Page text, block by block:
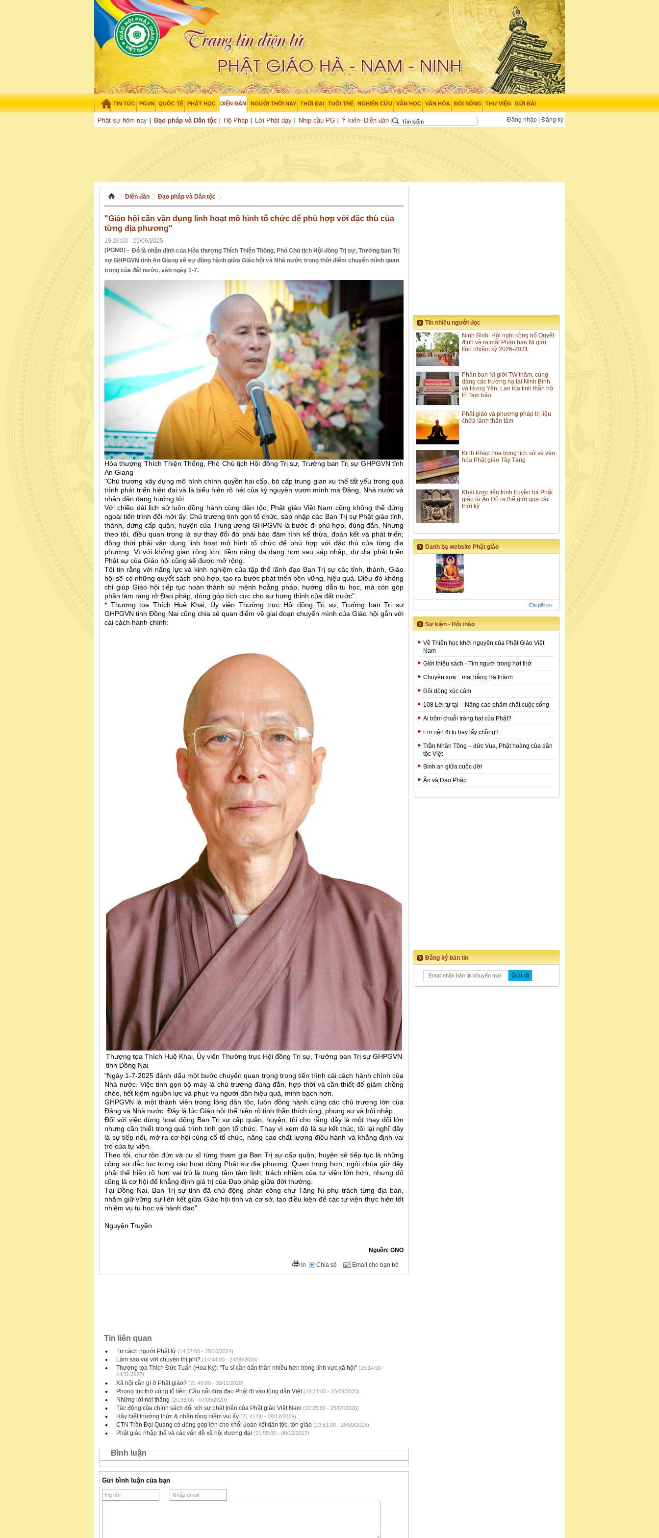
TIN TỨC PGVN QUỐC TẾ PHẬT HỌC DIỄN ĐÀN
Phật sự hôm nay Đạo pháp và Dân tộc Hộ Pháp Lời Phật dạy Nhịp cầu PG Ý kiến- Diễn đàn
NGƯỜI THỜI NAY THỜI ĐẠI TUỔI TRẺ NGHIÊN CỨU VĂN HỌC VĂN HÓA ĐỜI SỐNG THƯ VIỆN GỬI BÀI
Thứ sáu - 7/08/2026 – 04 :02:46 Đăng nhập Đăng ký
Diễn đàn Đạo pháp và Dân tộc
"Giáo hội cần vận dụng linh hoạt mô hình tổ chức để phù hợp với đặc thù của
từng địa phương"
19:28:00 - 29/06/2025
(PGNĐ) - Đó là nhận định của Hòa thượng Thích Thiện Thống, Phó Chủ tịch Hội đồng Trị sự, Trưởng ban Trị
sự GHPGVN tỉnh An Giang về sự đồng hành giữa Giáo hội và Nhà nước trong thời điểm chuyển mình quan
trọng của đất nước, vào ngày 1-7.
Hòa thượng Thích Thiện Thống, Phó Chủ tịch Hội đồng Trị sự, Trưởng ban Trị sự GHPGVN tỉnh
An Giang
"Chủ trương xây dựng mô hình chính quyền hai cấp, bỏ cấp trung gian xu thế tất yếu trong quá
trình phát triển hiện đại và là biểu hiện rõ nét của kỷ nguyên vươn mình mà Đảng, Nhà nước và
nhân dân đang hướng tới.
Với chiều dài lịch sử luôn đồng hành cùng dân tộc, Phật giáo Việt Nam cũng không thể đứng
ngoài tiến trình đổi mới ấy. Chủ trương tinh gọn tổ chức, sáp nhập các Ban Trị sự Phật giáo tỉnh,
thành, dừng cấp quận, huyện của Trung ương GHPGVN là bước đi phù hợp, đúng đắn. Nhưng
theo tôi, điều quan trọng là sự thay đổi đó phải bảo đảm tính kế thừa, đoàn kết và phát triển;
đồng thời phải vận dụng linh hoạt mô hình tổ chức để phù hợp với đặc thù của từng địa
phương. Vì với không gian rộng lớn, tiềm năng đa dạng hơn sau sáp nhập, dư địa phát triển
Phật sự của Giáo hội cũng sẽ được mở rộng.
Tôi tin rằng với năng lực và kinh nghiệm của tập thể lãnh đạo Ban Trị sự các tỉnh, thành, Giáo
hội sẽ có những quyết sách phù hợp, tạo ra bước phát triển bền vững, hiệu quả. Điều đó không
chỉ giúp Giáo hội tiếp tục hoàn thành sứ mệnh hoằng pháp, hướng dẫn tu học, mà còn góp
phần làm rạng rỡ Đạo pháp, đóng góp tích cực cho sự hưng thịnh của đất nước".
* Thượng tọa Thích Huệ Khai, Ủy viên Thường trực Hội đồng Trị sự, Trưởng ban Trị sự
GHPGVN tỉnh Đồng Nai cũng chia sẻ quan điểm về giai đoạn chuyển mình của Giáo hội gắn với
cải cách hành chính:
Thượng tọa Thích Huệ Khai, Ủy viên Thường trực Hội đồng Trị sự, Trưởng ban Trị sự GHPGVN
tỉnh Đồng Nai
“Ngày 1-7-2025 đánh dấu một bước chuyển quan trọng trong tiến trình cải cách hành chính của
Nhà nước. Việc tinh gọn bộ máy là chủ trương đúng đắn, hợp thời và cần thiết để giảm chồng
chéo, tiết kiệm nguồn lực và phục vụ người dân hiệu quả, minh bạch hơn.
GHPGVN là một thành viên trong lòng dân tộc, luôn đồng hành cùng các chủ trương lớn của
Đảng và Nhà nước. Đây là lúc Giáo hội thể hiện rõ tinh thần thích ứng, phụng sự và hội nhập.
Đối với việc dừng hoạt động Ban Trị sự cấp quận, huyện, tôi cho rằng đây là một thay đổi lớn
nhưng cần thiết trong quá trình tinh gọn tổ chức. Thay vì xem đó là sự kết thúc, tôi lại nghĩ đây
là sự tiếp nối, mở ra cơ hội củng cố tổ chức, nâng cao chất lượng điều hành và khẳng định vai
trò của tự viện.
Theo tôi, chư tôn đức và cư sĩ từng tham gia Ban Trị sự cấp quận, huyện sẽ tiếp tục là những
cộng sự đắc lực trong các hoạt động Phật sự địa phương. Quan trọng hơn, ngôi chùa giờ đây
phải thể hiện rõ hơn vai trò là trung tâm tâm linh; trách nhiệm của tự viện lớn hơn, nhưng đó
cũng là cơ hội để khẳng định giá trị của Đạo pháp giữa đời thường.
Tại Đồng Nai, Ban Trị sự tỉnh đã chủ động phân công chư Tăng Ni phụ trách từng địa bàn,
nhằm giữ vững sự liên kết giữa Giáo hội tỉnh và cơ sở, tạo điều kiện để các tự viện thực hiện tốt
nhiệm vụ tu học và hành đạo”.
Nguyện Truyền
Nguồn: GNO
Chia sẻ
In Email cho bạn bè
Tin liên quan
Tư cách người Phật tử (14:37:00 - 25/10/2024)
Làm sao vui với chuyện thị phi? (14:44:00 - 24/09/2024)
Thượng tọa Thích Đức Tuấn (Hoa Kỳ): "Tu sĩ cần dấn thân nhiều hơn trong lĩnh vực xã hội" (15:14:00 -
14/11/2022)
Xã hội cần gì ở Phật giáo? (21:46:00 - 30/11/2020)
Phong tục thờ cúng tổ tiên: Cầu nối đưa đạo Phật đi vào lòng dân Việt (19:21:00 - 23/09/2020)
Những lời nói thẳng (20:33:00 - 07/09/2020)
Tác động của chính sách đối với sự phát triển của Phật giáo Việt Nam (22:25:00 - 25/07/2020)
Hãy biết thưởng thức & nhân rộng niềm vui ấy (21:41:00 - 28/12/2019)
CTN Trần Đại Quang có đóng góp lớn cho khối đoàn kết dân tộc, tôn giáo (19:51:00 - 25/09/2018)
Phật giáo nhập thế và các vấn đề xã hội đương đại (21:55:00 - 08/12/2017)
Bình luận
Gửi bình luận của bạn
Tin nhiều người đọc
Ninh Bình: Hội nghị công bố Quyết
định và ra mắt Phân ban Ni giới
tỉnh nhiệm kỳ 2026-2031
Phân ban Ni giới TW thăm, cúng
dàng các trường hạ tại Ninh Bình
và Hưng Yên: Lan tỏa tinh thần hộ
trì Tam bảo
Phật giáo và phương pháp trị liệu
chữa lành thân tâm
Kinh Pháp hoa trong lịch sử và văn
hóa Phật giáo Tây Tạng
Khái lược tiến trình truyền bá Phật
giáo từ Ấn Độ ra thế giới qua các
thời kỳ
Danh bạ website Phật giáo
Chi tiết >>
Sự kiện - Hội thảo
Về Thiền học khởi nguyên của Phật Giáo Việt
Nam
Giới thiệu sách - Tìm người trong hơi thở
Chuyện xưa... mai trắng Hà thành
Đôi dòng xúc cảm
108 Lời tự tại – Nâng cao phẩm chất cuộc sống
Ai trộm chuỗi tràng hạt của Phật?
Em nên đi tu hay lấy chồng?
Trần Nhân Tông – đức Vua, Phật hoàng của dân
tộc Việt
Bình an giữa cuộc đời
Ăn và Đạo Pháp
Đăng ký bản tin